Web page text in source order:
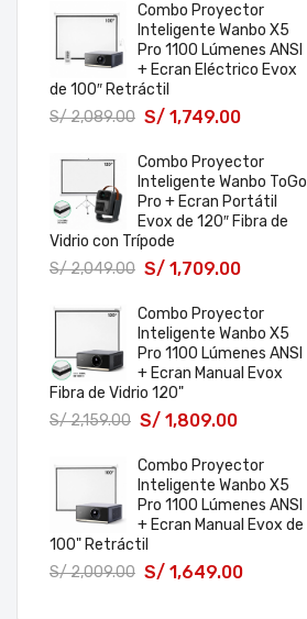
Combo Proyector
Inteligente Wanbo X5
Pro 1100 Lúmenes ANSI
+ Ecran Eléctrico Evox
de 100″ Retráctil
S/2,089.00 S/ 1,749.00
Combo Proyector
Inteligente Wanbo ToGo
Pro + Ecran Portátil
Evox de 120″ Fibra de
Vidrio con Trípode
S/2,049.00 S/ 1,709.00
Combo Proyector
Inteligente Wanbo X5
Pro 1100 Lúmenes ANSI
+ Ecran Manual Evox
Fibra de Vidrio 120"
S/2,159.00 S/ 1,809.00
Combo Proyector
Inteligente Wanbo X5
Pro 1100 Lúmenes ANSI
+ Ecran Manual Evox de
100" Retráctil
S/2,009.00 S/ 1,649.00